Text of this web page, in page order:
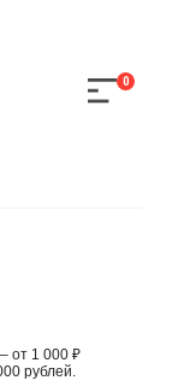
0
от 1 000 ₽
рублей.